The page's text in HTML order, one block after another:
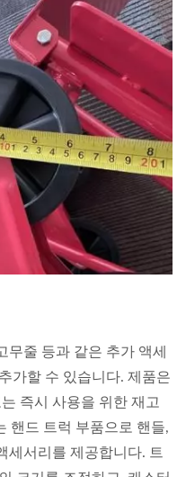
무줄 등과 같은 추가 액세
가할 수 있습니다. 제품은
즉시 사용을 위한 재고
핸드 트럭 부품으로 핸들,
세서리를 제공합니다. 트